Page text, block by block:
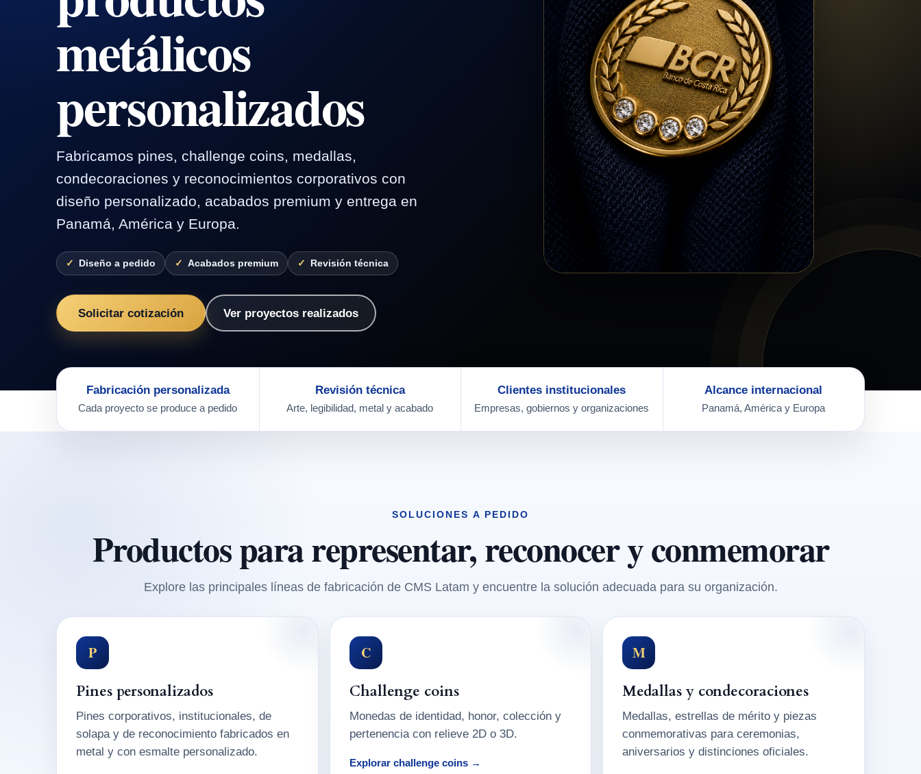
metálicos
personalizados
Fabricamos pines, challenge coins, medallas,
condecoraciones y reconocimientos corporativos con
diseño personalizado, acabados premium y entrega en
Panamá, América y Europa.
Diseño a pedido Acabados premium Revisión técnica
Solicitar cotización Ver proyectos realizados
Fabricación personalizada
Cada proyecto se produce a pedido
Revisión técnica
Arte, legibilidad, metal y acabado
Clientes institucionales
Empresas, gobiernos y organizaciones
Alcance internacional
Panamá, América y Europa
SOLUCIONES A PEDIDO
Productos para representar, reconocer y conmemorar
Explore las principales líneas de fabricación de CMS Latam y encuentre la solución adecuada para su organización.
P
Pines personalizados
Pines corporativos, institucionales, de
solapa y de reconocimiento fabricados en
metal y con esmalte personalizado.
C
Challenge coins
Monedas de identidad, honor, colección y
pertenencia con relieve 2D o 3D.
Explorar challenge coins →
M
Medallas y condecoraciones
Medallas, estrellas de mérito y piezas
conmemorativas para ceremonias,
aniversarios y distinciones oficiales.